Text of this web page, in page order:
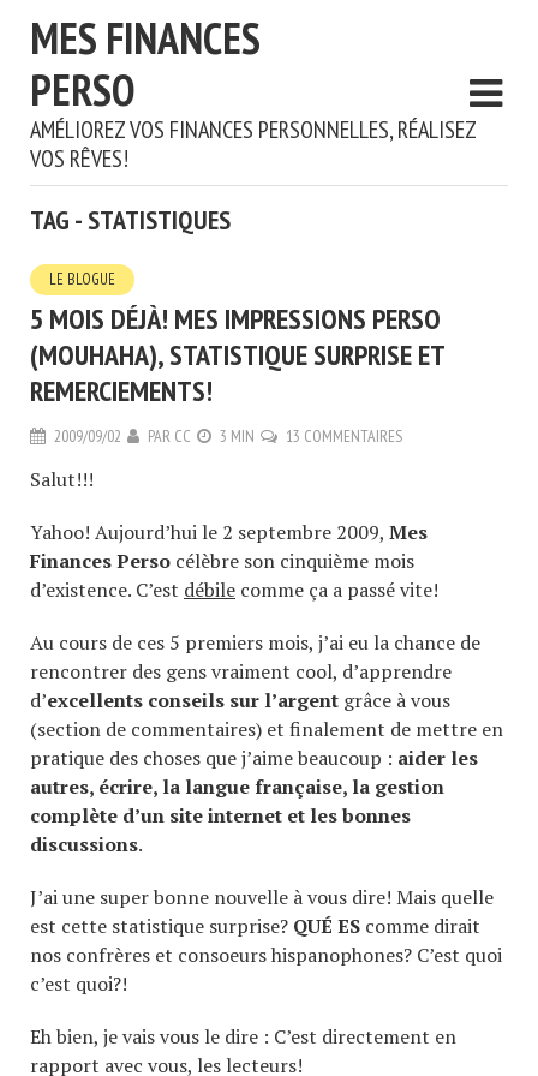
MES FINANCES
PERSO
AMÉLIOREZ VOS FINANCES PERSONNELLES, RÉALISEZ
VOS RÊVES!
TAG - STATISTIQUES
LE BLOGUE
5 MOIS DÉJÀ! MES IMPRESSIONS PERSO
(MOUHAHA), STATISTIQUE SURPRISE ET
REMERCIEMENTS!
2009/09/02 PAR CC 3 MIN 13 COMMENTAIRES
Salut!!!
Yahoo! Aujourd’hui le 2 septembre 2009, Mes
Finances Perso célèbre son cinquième mois
d’existence. C’est débile comme ça a passé vite!
Au cours de ces 5 premiers mois, j’ai eu la chance de
rencontrer des gens vraiment cool, d’apprendre
d’excellents conseils sur l’argent grâce à vous
(section de commentaires) et finalement de mettre en
pratique des choses que j’aime beaucoup : aider les
autres, écrire, la langue française, la gestion
complète d’un site internet et les bonnes
discussions.
J’ai une super bonne nouvelle à vous dire! Mais quelle
est cette statistique surprise? QUÉ ES comme dirait
nos confrères et consoeurs hispanophones? C’est quoi
c’est quoi?!
Eh bien, je vais vous le dire : C’est directement en
rapport avec vous, les lecteurs!